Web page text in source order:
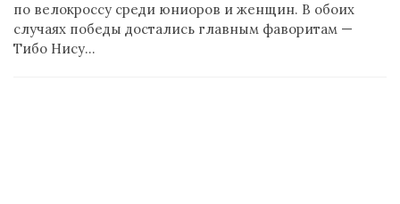
по велокроссу среди юниоров и женщин. В обоих
случаях победы достались главным фаворитам —
Тибо Нису…